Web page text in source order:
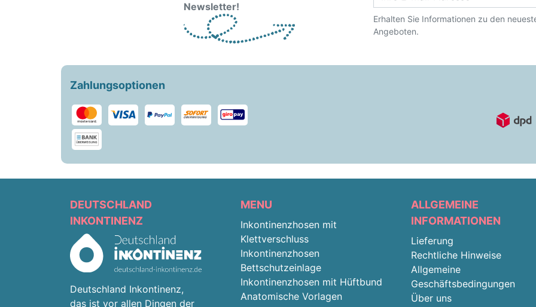
Newsletter!
Erhalten Sie Informationen zu den
Angeboten.
Zahlungsoptionen
DEUTSCHLAND
INKONTINENZ
Deutschland Inkontinenz,
das ist vor allen Dingen der
MENU
Inkontinenzhosen mit
Klettverschluss
Inkontinenzhosen
Bettschutzeinlage
Inkontinenzhosen mit Hüftbund
Anatomische Vorlagen
ALLGEMEINE
INFORMATIONEN
Lieferung
Rechtliche Hinweise
Allgemeine
Geschäftsbedingungen
Über uns